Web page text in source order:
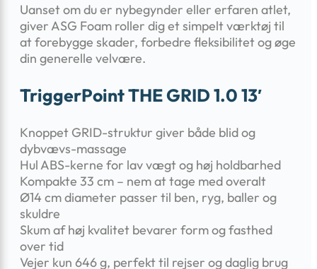
Uanset om du er nybegynder eller erfaren atlet,
giver ASG Foam roller dig et simpelt værktøj til
at forebygge skader, forbedre fleksibilitet og øge
din generelle velvære.
TriggerPoint THE GRID 1.0 13′
Knoppet GRID-struktur giver både blid og
dybvævs-massage
Hul ABS-kerne for lav vægt og høj holdbarhed
Kompakte 33 cm – nem at tage med overalt
Ø14 cm diameter passer til ben, ryg, baller og
skuldre
Skum af høj kvalitet bevarer form og fasthed
over tid
Vejer kun 646 g, perfekt til rejser og daglig brug